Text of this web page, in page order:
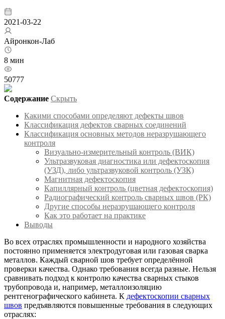
2021-03-22
Айронкон-Лаб
8 мин
50777
Содержание Скрыть
Какими способами определяют дефекты швов
Классификация дефектов сварных соединений
Классификация основных методов неразрушающего
контроля
Визуально-измерительный контроль (ВИК)
Ультразвуковая диагностика или дефектоскопия
(УЗД), либо ультразвуковой контроль (УЗК)
Магнитная дефектоскопия
Капиллярный контроль (цветная дефектоскопия)
Радиографический контроль сварных швов (РК)
Другие способы неразрушающего контроля
Как это работает на практике
Выводы
Во всех отраслях промышленности и народного хозяйства
постоянно применяется электродуговая или газовая сварка
металлов. Каждый сварной шов требует определённой
проверки качества. Однако требования всегда разные. Нельзя
сравнивать подход к контролю качества сварных стыков
трубопровода и, например, металлоизоляцию
рентгенографического кабинета. К дефектоскопии сварных
швов предъявляются повышенные требования в следующих
отраслях: